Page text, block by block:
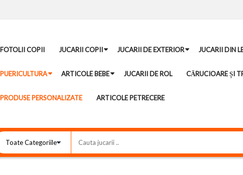
FOTOLII COPII JUCARII COPII JUCARII DE EXTERIOR JUCARII DIN
PUERICULTURA ARTICOLE BEBE JUCARII DE ROL CĂRUCIOARE ȘI
PRODUSE PERSONALIZATE ARTICOLE PETRECERE